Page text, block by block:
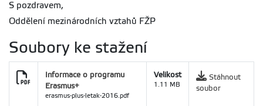
S pozdravem,
Oddělení mezinárodních vztahů FŽP
Soubory ke stažení
Informace o programu
Erasmus+
erasmus-plus-letak-2016.pdf
Velikost
1.11 MB
Stáhnout
soubor